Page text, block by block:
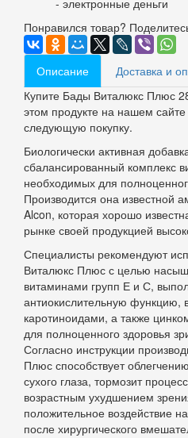
- электронные деньги
Понравился товар?
Описание Доставка и
Купите Бады Виталюкс Плюс
этом продукте на нашем сайте
следующую покупку.
Биологически активная
сбалансированный комплекс
необходимых для
Производится она известной
Alcon, которая хорошо
рынке своей продукцией
Специалисты рекомендуют
Виталюкс Плюс с целью
витаминами групп Е и С,
антиокислительную функцию,
каротиноидами, а также
для полноценного здоровья
Согласно инструкции
Плюс способствует
сухого глаза, тормозит
возрастным ухудшением
положительное воздействие
после хирургического